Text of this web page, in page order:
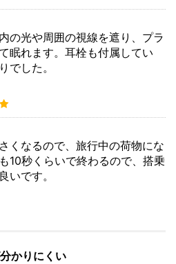
の光や周囲の視線を遮り、プラ
眠れます。耳栓も付属してい
でした。
くなるので、旅行中の荷物にな
10秒くらいで終わるので、搭乗
いです。
かりにくい